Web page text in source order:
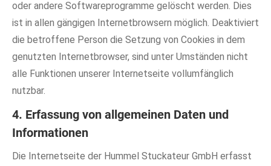
oder andere Softwareprogramme gelöscht werden. Dies
ist in allen gängigen Internetbrowsern möglich. Deaktiviert
die betroffene Person die Setzung von Cookies in dem
genutzten Internetbrowser, sind unter Umständen nicht
alle Funktionen unserer Internetseite vollumfänglich
nutzbar.
4. Erfassung von allgemeinen Daten und
Informationen
Die Internetseite der Hummel Stuckateur GmbH erfasst